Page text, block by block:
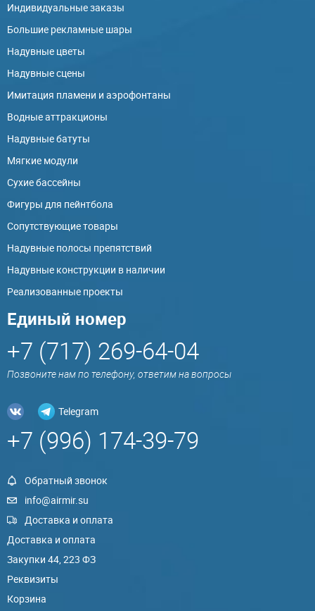
Индивидуальные заказы
Большие рекламные шары
Надувные цветы
Надувные сцены
Имитация пламени и аэрофонтаны
Водные аттракционы
Надувные батуты
Мягкие модули
Сухие бассейны
Фигуры для пейнтбола
Сопутствующие товары
Надувные полосы препятствий
Надувные конструкции в наличии
Реализованные проекты
Единый номер
+7 (717) 269-64-04
Позвоните нам по телефону, ответим на вопросы
Telegram
+7 (996) 174-39-79
Обратный звонок
info@airmir.su
Доставка и оплата
Доставка и оплата
Закупки 44, 223 ФЗ
Реквизиты
Корзина